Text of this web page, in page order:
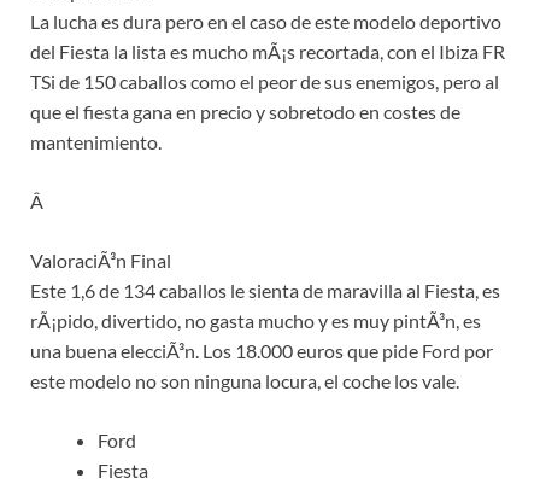
La lucha es dura pero en el caso de este modelo deportivo
del Fiesta la lista es mucho mÃ¡s recortada, con el Ibiza FR
TSi de 150 caballos como el peor de sus enemigos, pero al
que el fiesta gana en precio y sobretodo en costes de
mantenimiento.
Â
ValoraciÃ³n Final
Este 1,6 de 134 caballos le sienta de maravilla al Fiesta, es
rÃ¡pido, divertido, no gasta mucho y es muy pintÃ³n, es
una buena elecciÃ³n. Los 18.000 euros que pide Ford por
este modelo no son ninguna locura, el coche los vale.
Ford
Fiesta